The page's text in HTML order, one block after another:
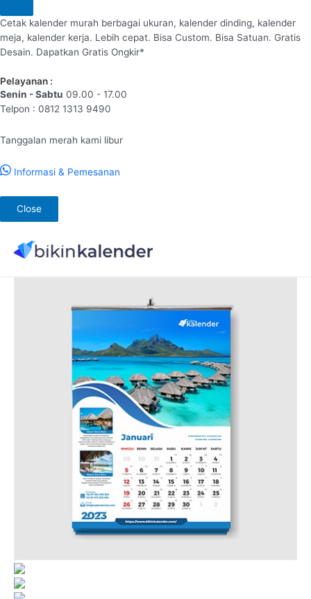
Cetak kalender murah berbagai ukuran, kalender dinding, kalender
meja, kalender kerja. Lebih cepat. Bisa Custom. Bisa Satuan. Gratis
Desain. Dapatkan Gratis Ongkir*
Pelayanan :
Senin - Sabtu 09.00 - 17.00
Telpon : 0812 1313 9490
Tanggalan merah kami libur
Informasi & Pemesanan
Close
konten